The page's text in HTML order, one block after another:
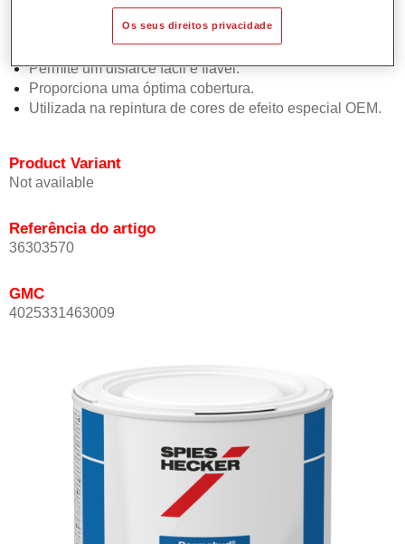
Oferece uma precisão de cor excepcional mesmo com
orientação de efeito.
Promove tempos de processo curtos.
Permite um disfarce fácil e fiável.
Proporciona uma óptima cobertura.
Utilizada na repintura de cores de efeito especial OEM.
Product Variant
Not available
Referência do artigo
36303570
GMC
4025331463009
Os seus direitos privacidade